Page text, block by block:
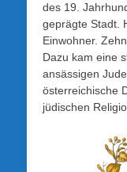
des 19.
geprägte Stadt.
Einwohner.
Dazu kam eine
ansässigen
österreichische
jüdischen